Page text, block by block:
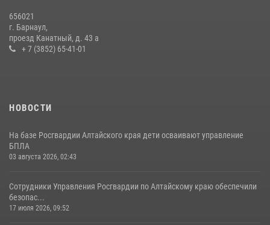
656021
г. Барнаул,
проезд Канатный, д. 43 а
+ 7 (3852) 65-41-01
НОВОСТИ
На базе Росгвардии Алтайского края дети осваивают управление
БПЛА
03 августа 2026, 02:43
Сотрудники Управления Росгвардии по Алтайскому краю обеспечили
безопас...
17 июля 2026, 09:52